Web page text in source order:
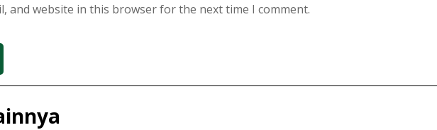
and website in this browser for the next time I comment.